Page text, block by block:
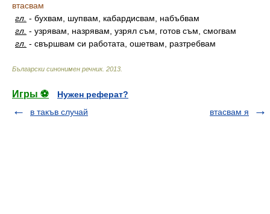
втасвам
гл. - бухвам, шупвам, кабардисвам, набъбвам
гл. - узрявам, назрявам, узрял съм, готов съм, смогвам
гл. - свършвам си работата, ошетвам, разтребвам
Български синонимен речник. 2013
Игры ⚽
Нужен реферат?
в такъв случай
втасвам я